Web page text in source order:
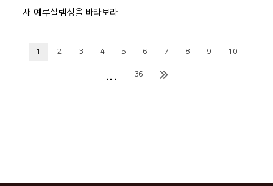
새 예루살렘성을 바라보라
1 2 3 4 5 6 7 8 9 10
... 36